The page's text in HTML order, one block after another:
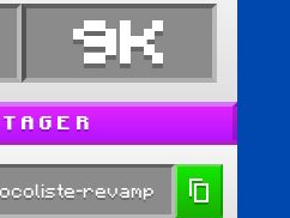
9K
revamp